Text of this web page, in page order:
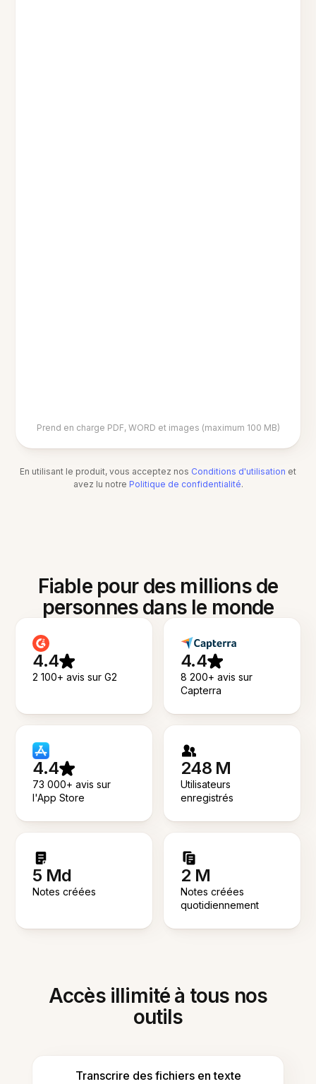
Prend en charge PDF, WORD et images (maximum 100 MB)
En utilisant le produit, vous acceptez nos Conditions d'utilisation et
avez lu notre Politique de confidentialité.
Fiable pour des millions de
personnes dans le monde
4.4
2 100+ avis sur G2
4.4
8 200+ avis sur
Capterra
4.4
73 000+ avis sur
l'App Store
248 M
Utilisateurs
enregistrés
5 Md
Notes créées
2 M
Notes créées
quotidiennement
Accès illimité à tous nos
outils
Transcrire des fichiers en texte